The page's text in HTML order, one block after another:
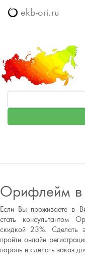
ekb-ori.ru
Орифлейм в
Если Вы проживаете в
стать консультантом
скидкой 23%. Сделать
пройти онлайн
пароль и сделать заказ